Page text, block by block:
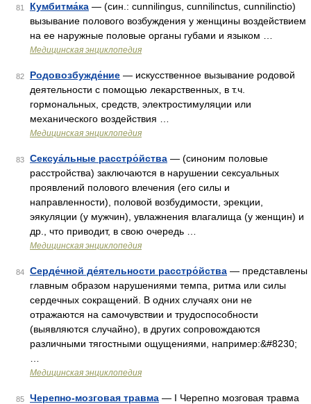
81 Кумбитма́ка — (син.: cunnilingus, cunnilinctus, cunnilinctio)
вызывание полового возбуждения у женщины воздействием
на ее наружные половые органы губами и языком …
Медицинская энциклопедия
82 Родовозбужде́ние — искусственное вызывание родовой
деятельности с помощью лекарственных, в т.ч.
гормональных, средств, электростимуляции или
механического воздействия …
Медицинская энциклопедия
83 Сексуа́льные расстро́йства — (синоним половые
расстройства) заключаются в нарушении сексуальных
проявлений полового влечения (его силы и
направленности), половой возбудимости, эрекции,
эякуляции (у мужчин), увлажнения влагалища (у женщин) и
др., что приводит, в свою очередь …
Медицинская энциклопедия
84 Серде́чной де́ятельности расстро́йства — представлены
главным образом нарушениями темпа, ритма или силы
сердечных сокращений. В одних случаях они не
отражаются на самочувствии и трудоспособности
(выявляются случайно), в других сопровождаются
различными тягостными ощущениями, например:&#8230;
Медицинская энциклопедия
85 Черепно-мозговая травма — I Черепно мозговая травма